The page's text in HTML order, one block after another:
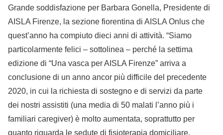
Grande soddisfazione per Barbara Gonella, Presidente di
AISLA Firenze, la sezione fiorentina di AISLA Onlus che
quest’anno ha compiuto dieci anni di attività. “Siamo
particolarmente felici – sottolinea – perché la settima
edizione di “Una vasca per AISLA Firenze” arriva a
conclusione di un anno ancor più difficile del precedente
2020, in cui la richiesta di sostegno e di servizi da parte
dei nostri assistiti (una media di 50 malati l’anno più i
familiari caregiver) è molto aumentata, soprattutto per
quanto riguarda le sedute di fisioterapia domiciliare,